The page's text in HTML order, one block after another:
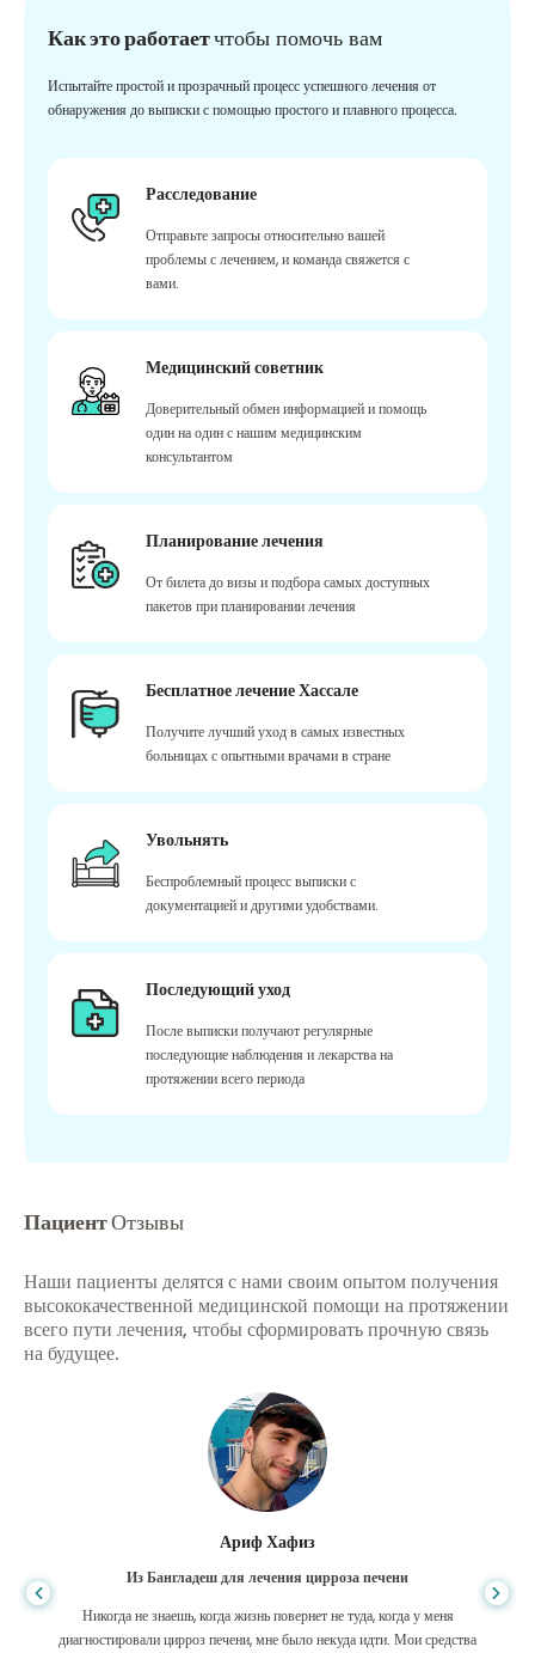
Как это работаетчтобы помочь вам
Испытайте простой и прозрачный процесс успешного лечения от
обнаружения до выписки с помощью простого и плавного процесса.
Расследование
Отправьте запросы относительно вашей
проблемы с лечением, и команда свяжется с
вами.
Медицинский советник
Доверительный обмен информацией и помощь
один на один с нашим медицинским
консультантом
Планирование лечения
От билета до визы и подбора самых доступных
пакетов при планировании лечения
Бесплатное лечение Хассале
Получите лучший уход в самых известных
больницах с опытными врачами в стране
Увольнять
Беспроблемный процесс выписки с
документацией и другими удобствами.
Последующий уход
После выписки получают регулярные
последующие наблюдения и лекарства на
протяжении всего периода
ПациентОтзывы
Наши пациенты делятся с нами своим опытом получения
высококачественной медицинской помощи на протяжении
всего пути лечения, чтобы сформировать прочную связь
на будущее.
Ариф Хафиз
Из Бангладеш для лечения цирроза печени
Никогда не знаешь, когда жизнь повернет не туда, когда у меня
диагностировали цирроз печени, мне было некуда идти. Мои средства